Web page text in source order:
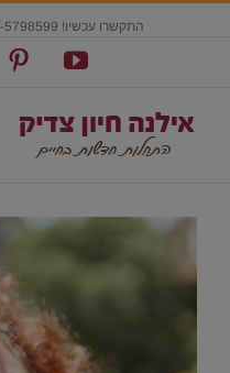
התקשרו עכשיו! 054-5798599